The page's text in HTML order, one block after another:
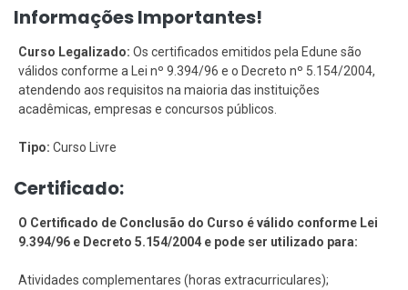
Informações Importantes!
Curso Legalizado: Os certificados emitidos pela Edune são
válidos conforme a Lei nº 9.394/96 e o Decreto nº 5.154/2004,
atendendo aos requisitos na maioria das instituições
acadêmicas, empresas e concursos públicos.
Tipo: Curso Livre
Certificado:
O Certificado de Conclusão do Curso é válido conforme Lei
9.394/96 e Decreto 5.154/2004 e pode ser utilizado para:
Atividades complementares (horas extracurriculares);